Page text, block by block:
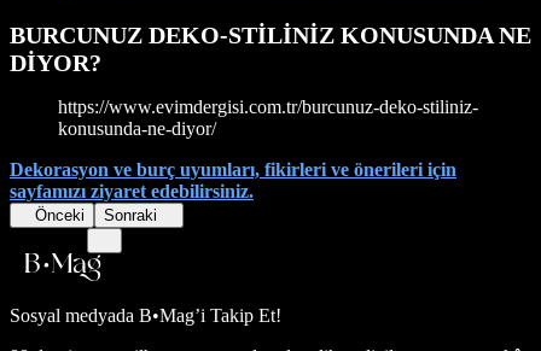
BURCUNUZ DEKO-STİLİNİZ KONUSUNDA NE
DİYOR?
https://www.evimdergisi.com.tr/burcunuz-deko-stiliniz-
konusunda-ne-diyor/
Dekorasyon ve burç uyumları, fikirleri ve önerileri için
sayfamızı ziyaret edebilirsiniz.
Önceki Sonraki
Sosyal medyada B•Mag’i Takip Et!